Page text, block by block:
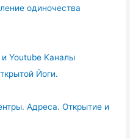
одиночества
и Youtube Каналы
Йоги.
Адреса. Открытие и